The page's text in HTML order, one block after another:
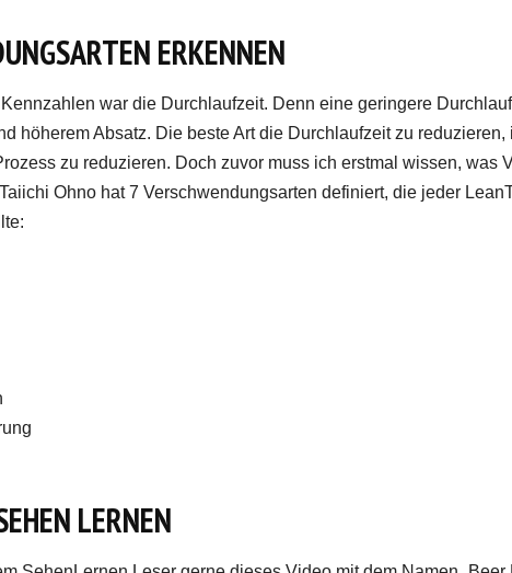
ERKENNEN
war die Durchlaufzeit. Denn eine geringere
höherem Absatz. Die beste Art die Durchlaufzeit zu reduzieren,
zu reduzieren. Doch zuvor muss ich erstmal wissen, was
Ohno hat 7 Verschwendungsarten definiert, die jeder
LERNEN